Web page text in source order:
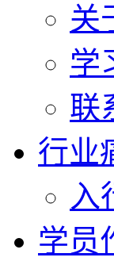
关
学
联
行业
入
学员